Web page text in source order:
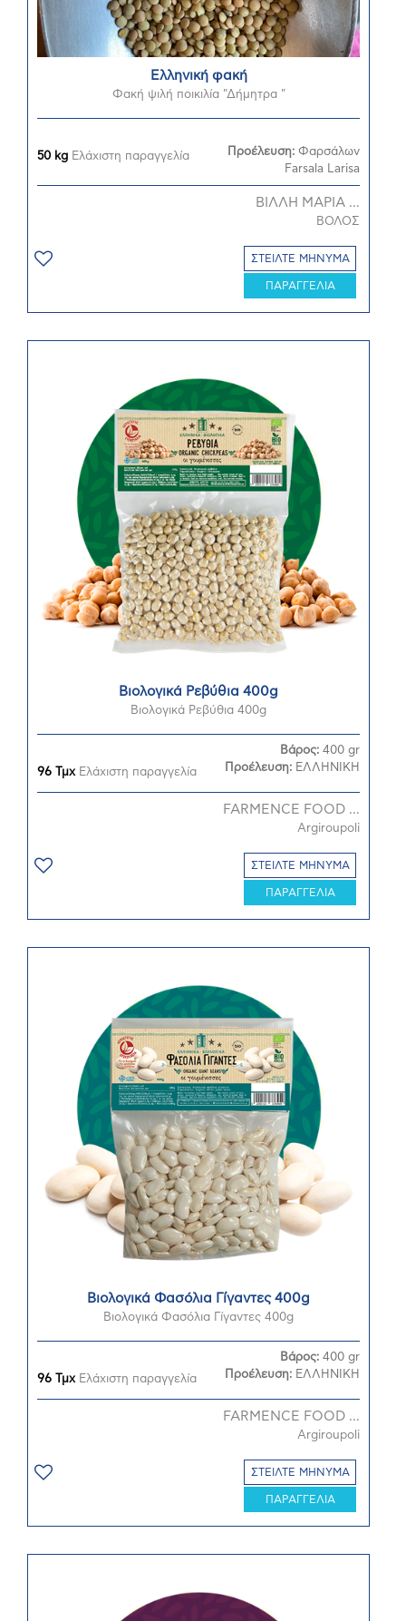
Ελληνική φακή
Φακή ψιλή ποικιλία "Δήμητρα "
50 kg Ελάχιστη παραγγελία Προέλευση: Φαρσάλων
Farsala Larisa
ΒΙΛΛΗ ΜΑΡΙΑ ...
ΒΟΛΟΣ
ΣΤΕΙΛΤΕ ΜΗΝΥΜΑ
ΠΑΡΑΓΓΕΛΙΑ
Βιολογικά Ρεβύθια 400g
Βιολογικά Ρεβύθια 400g
96 ΤμχΕλάχιστη παραγγελία
Βάρος: 400 gr
Προέλευση: ΕΛΛΗΝΙΚΗ
FARMENCE FOOD ...
Argiroupoli
ΣΤΕΙΛΤΕ ΜΗΝΥΜΑ
ΠΑΡΑΓΓΕΛΙΑ
Βιολογικά Φασόλια Γίγαντες 400g
Βιολογικά Φασόλια Γίγαντες 400g
96 ΤμχΕλάχιστη παραγγελία
Βάρος: 400 gr
Προέλευση: ΕΛΛΗΝΙΚΗ
FARMENCE FOOD ...
Argiroupoli
ΣΤΕΙΛΤΕ ΜΗΝΥΜΑ
ΠΑΡΑΓΓΕΛΙΑ